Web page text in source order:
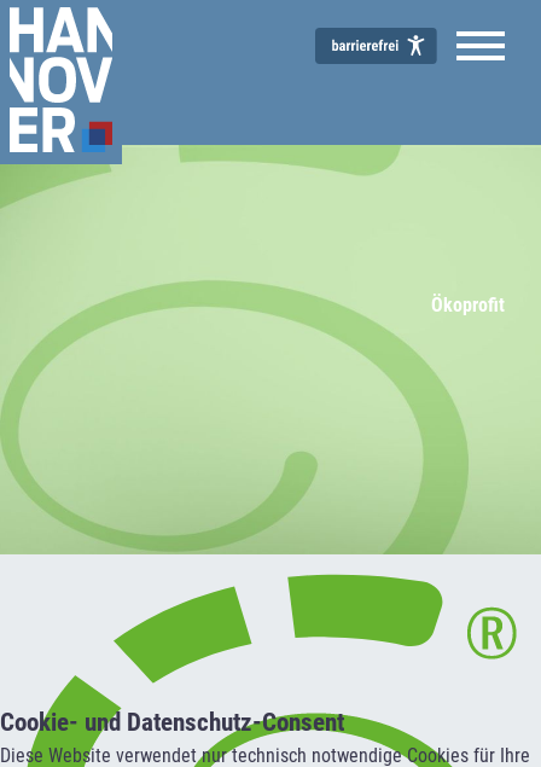
Cookie- und Datenschutz-Consent
Diese Website verwendet nur technisch notwendige Cookies für Ihre
Ökoprofit